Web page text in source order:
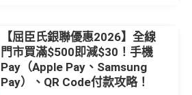
【屈臣氏銀聯優惠2026】全線
門市買滿$500即減$30！手機
Pay（Apple Pay、Samsung
Pay）、QR Code付款攻略！